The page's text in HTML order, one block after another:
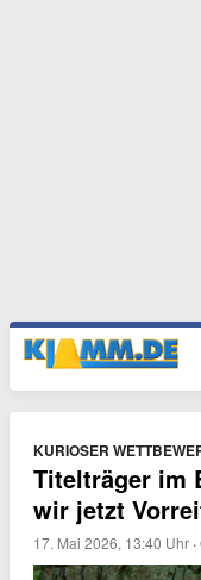
KURIOSER
Titelträger im
wir jetzt
17. Mai 2026, 13:40 Uhr ·